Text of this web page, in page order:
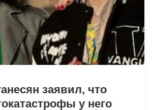
заявил, что
у него